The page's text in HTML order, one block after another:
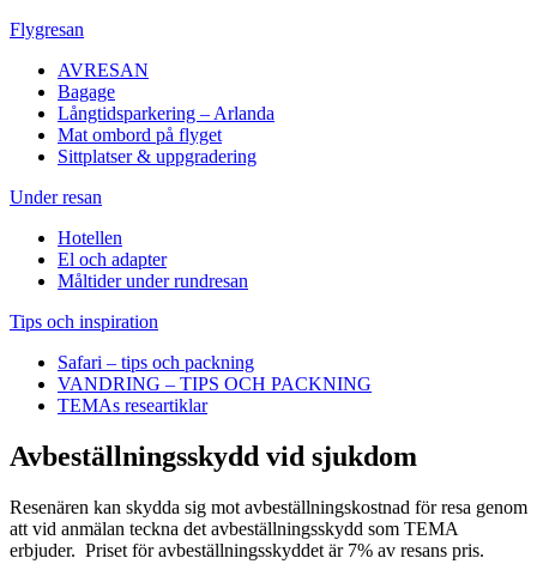
Flygresan
AVRESAN
Bagage
Långtidsparkering – Arlanda
Mat ombord på flyget
Sittplatser & uppgradering
Under resan
Hotellen
El och adapter
Måltider under rundresan
Tips och inspiration
Safari – tips och packning
VANDRING – TIPS OCH PACKNING
TEMAs researtiklar
Avbeställningsskydd vid sjukdom
Resenären kan skydda sig mot avbeställningskostnad för resa genom
att vid anmälan teckna det avbeställningsskydd som TEMA
erbjuder. Priset för avbeställningsskyddet är 7% av resans pris.